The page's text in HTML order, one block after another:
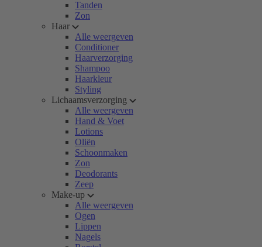
Tanden
Zon
Haar
Alle weergeven
Conditioner
Haarverzorging
Shampoo
Haarkleur
Styling
Lichaamsverzorging
Alle weergeven
Hand & Voet
Lotions
Oliën
Schoonmaken
Zon
Deodorants
Zeep
Make-up
Alle weergeven
Ogen
Lippen
Nagels